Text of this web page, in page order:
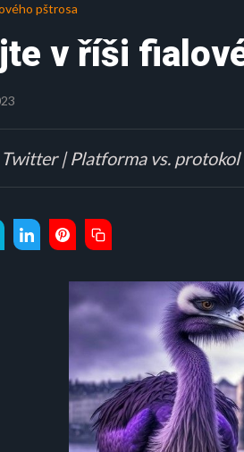
pštrosa
v říši
| Platforma vs.